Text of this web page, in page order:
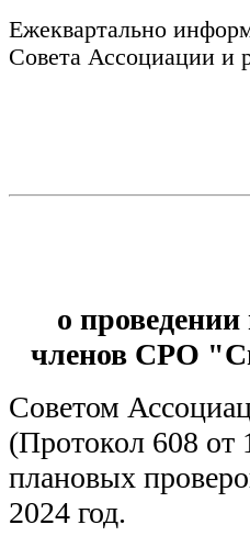
Ежеквартально
Совета Ассоциации и
о
членов СРО
Советом
(Протокол 608 от
плановых
2024 год.